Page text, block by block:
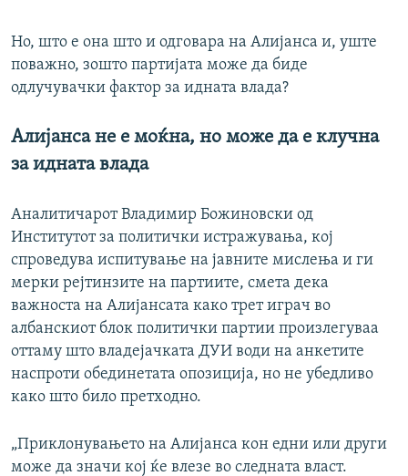
720p 1080p
Но, што е она што и одговара на Алијанса и, уште
поважно, зошто партијата може да биде
одлучувачки фактор за идната влада?
Алијанса не е моќна, но може да е клучна
за идната влада
Аналитичарот Владимир Божиновски од
Институтот за политички истражувања, кој
спроведува испитување на јавните мислења и ги
мерки рејтинзите на партиите, смета дека
важноста на Алијансата како трет играч во
албанскиот блок политички партии произлегуваа
оттаму што владејачката ДУИ води на анкетите
наспроти обединетата опозиција, но не убедливо
како што било претходно.
„Приклонувањето на Алијанса кон едни или други
може да значи кој ќе влезе во следната власт.